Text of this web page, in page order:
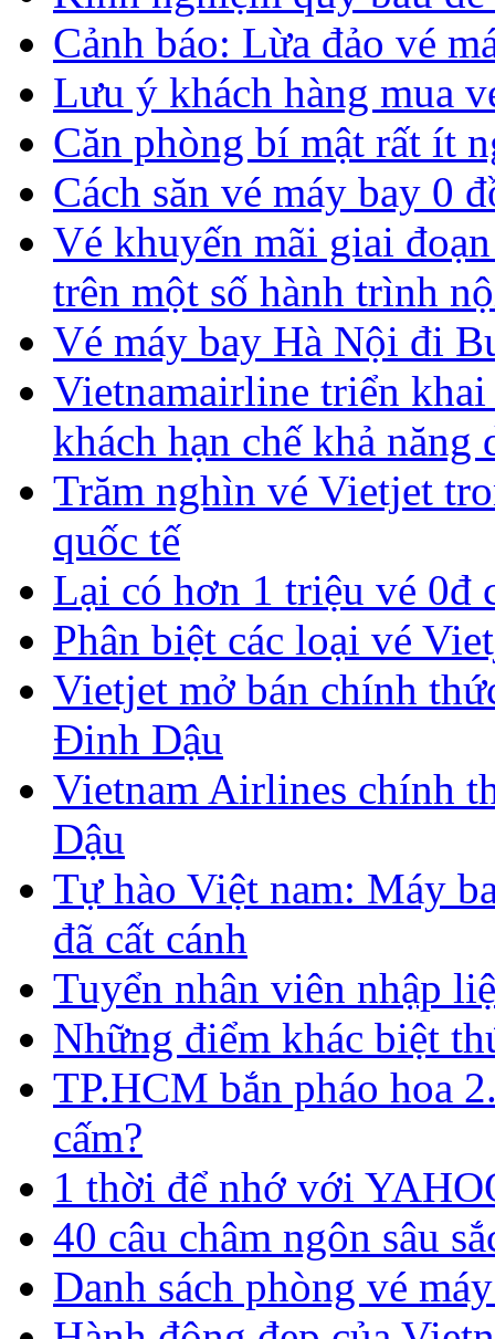
Cảnh báo: Lừa đảo vé
Lưu ý khách hàng mua
Căn phòng bí mật rất ít
Cách săn vé máy bay 0
Vé khuyến mãi giai
trên một số hành trình
Vé máy bay Hà Nội đi
Vietnamairline triển
khách hạn chế khả năng
Trăm nghìn vé Vietjet
quốc tế
Lại có hơn 1 triệu vé 0đ
Phân biệt các loại vé
Vietjet mở bán chính
Đinh Dậu
Vietnam Airlines chính
Dậu
Tự hào Việt nam: Máy
đã cất cánh
Tuyển nhân viên nhập
​Những điểm khác biệt
TP.HCM bắn pháo hoa
cấm?
1 thời để nhớ với
40 câu châm ngôn sâu
Danh sách phòng vé